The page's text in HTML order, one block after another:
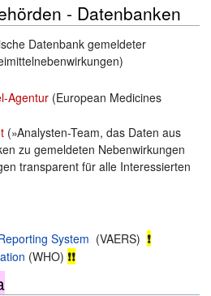
- Datenbanken
Datenbank gemeldeter
Agentur (European Medicines
(»Analysten-Team, das Daten aus
zu gemeldeten Nebenwirkungen
transparent für alle Interessierten
System (VAERS) ❗
(WHO) ❗❗